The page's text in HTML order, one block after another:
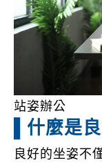
站姿辦公
▌什麼是
良好的坐姿不